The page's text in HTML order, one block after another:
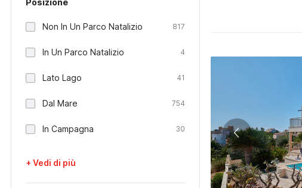
Posizione
Non In Un Parco Natalizio 817
In Un Parco Natalizio 4
Lato Lago 41
Dal Mare 754
In Campagna 30
+ Vedi di più